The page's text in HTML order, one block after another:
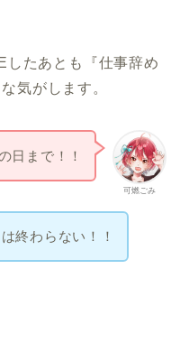
したあとも『仕事辞め
気がします。
可燃ごみ
日まで！！
終わらない！！